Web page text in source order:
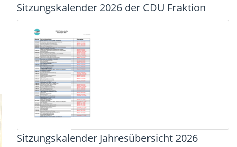
Sitzungskalender 2026 der CDU Fraktion
Sitzungskalender Jahresübersicht 2026